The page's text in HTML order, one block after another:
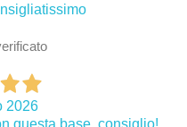
2026
questa base, consiglio!